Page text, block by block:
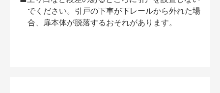
でください。引戸の下車が下レールから外れた場
合、扉本体が脱落するおそれがあります。